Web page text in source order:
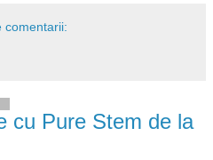
comentarii:
cu Pure Stem de la